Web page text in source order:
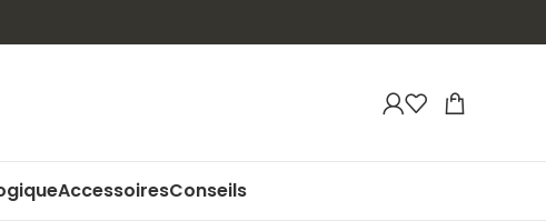
AccessoiresConseils